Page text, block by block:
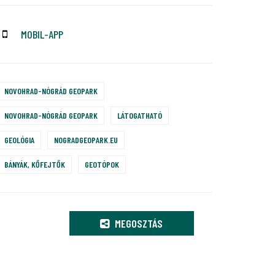
MOBIL-APP
NOVOHRAD-NÓGRÁD GEOPARK
NOVOHRAD-NÓGRÁD GEOPARK LÁTOGATHATÓ
GEOLÓGIA NOGRADGEOPARK.EU
BÁNYÁK, KŐFEJTŐK GEOTÓPOK
MEGOSZTÁS